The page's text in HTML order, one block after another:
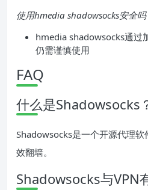
使用hmedia shadowsocks安全吗
hmedia shadowsocks通过
仍需谨慎使用
FAQ
什么是Shadowsocks
Shadowsocks是一个开源代理
效翻墙。
Shadowsocks与VPN